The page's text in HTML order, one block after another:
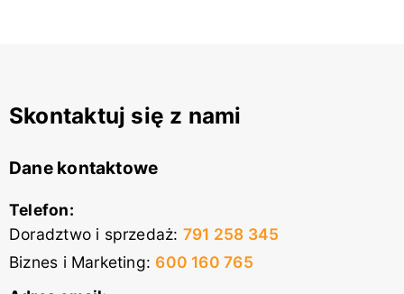
Skontaktuj się z nami
Dane kontaktowe
Telefon:
Doradztwo i sprzedaż: 791 258 345
Biznes i Marketing: 600 160 765